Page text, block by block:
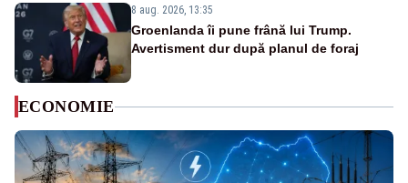
8 aug. 2026, 13:35
Groenlanda îi pune frână lui Trump.
Avertisment dur după planul de foraj
ECONOMIE